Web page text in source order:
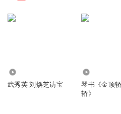
武秀英 刘焕芝访宝
琴书《金顶
轿》